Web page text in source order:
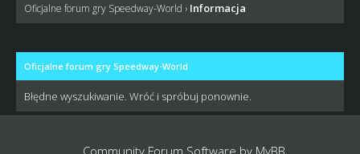
Oficjalne forum gry Speedway-World › Informacja
Oficjalne forum gry Speedway-World
Błędne wyszukiwanie. Wróć i spróbuj ponownie.
Community Forum Software by MyBB